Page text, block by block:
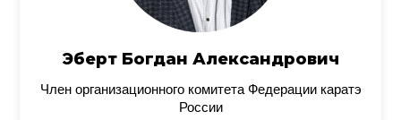
Эберт Богдан Александрович
Член организационного комитета Федерации каратэ
России